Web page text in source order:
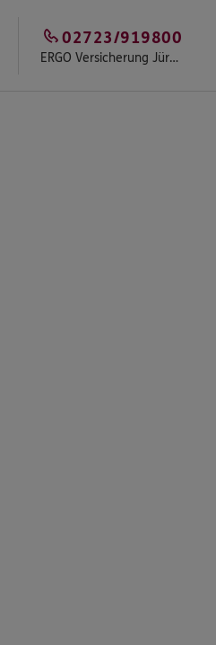
ERGO Versicherung Jürgen Stinn
02723/919800